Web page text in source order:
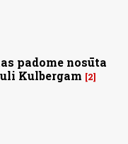
padome nosūta
Kulbergam
2